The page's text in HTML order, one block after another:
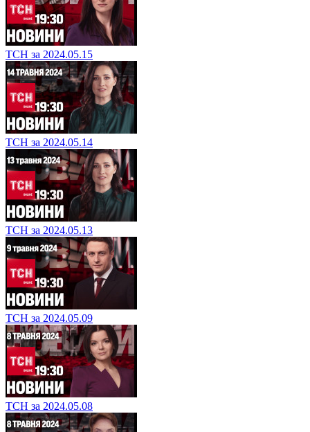
ТСН за 2024.05.15
ТСН за 2024.05.14
ТСН за 2024.05.13
ТСН за 2024.05.09
ТСН за 2024.05.08